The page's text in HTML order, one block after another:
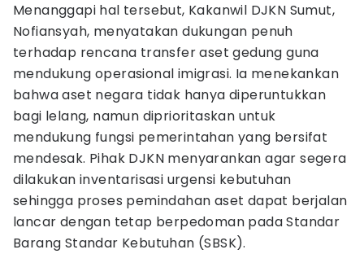
Menanggapi hal tersebut, Kakanwil DJKN Sumut,
Nofiansyah, menyatakan dukungan penuh
terhadap rencana transfer aset gedung guna
mendukung operasional imigrasi. Ia menekankan
bahwa aset negara tidak hanya diperuntukkan
bagi lelang, namun diprioritaskan untuk
mendukung fungsi pemerintahan yang bersifat
mendesak. Pihak DJKN menyarankan agar segera
dilakukan inventarisasi urgensi kebutuhan
sehingga proses pemindahan aset dapat berjalan
lancar dengan tetap berpedoman pada Standar
Barang Standar Kebutuhan (SBSK).